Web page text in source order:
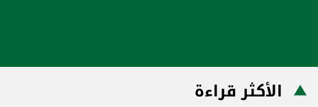
الأكثر قراءة